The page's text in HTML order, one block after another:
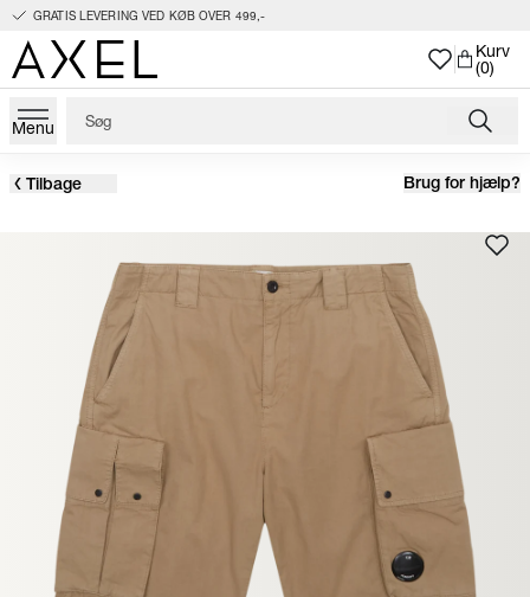
GRATIS LEVERING VED KØB OVER 499,-
Kurv
(0)
Menu
Tilbage Brug for hjælp?